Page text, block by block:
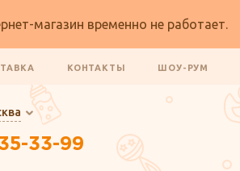
магазин временно не работает.
КОНТАКТЫ ШОУ-РУМ
33-99